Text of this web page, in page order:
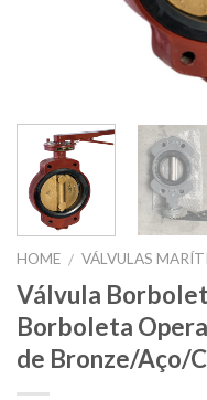
HOME / VÁLVULAS
Válvula
Borboleta
de Bronze/Aço/